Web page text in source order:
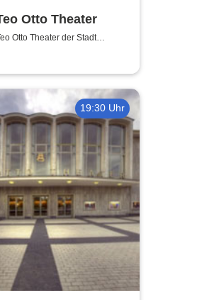
Otto Theater
Otto Theater der Stadt
19:30 Uhr